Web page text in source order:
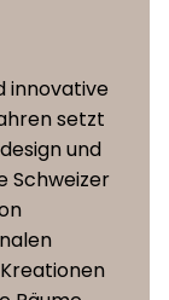
wie
und
(shock
innovative
setzt
und
Schweizer